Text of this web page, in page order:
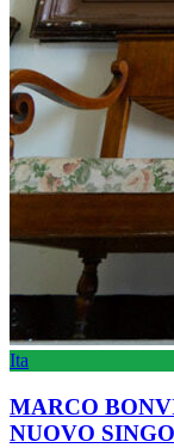
Ita
MARCO
NUOVO